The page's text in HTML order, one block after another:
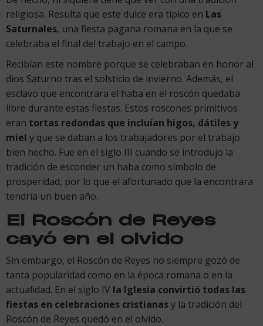
religiosa. Resulta que este dulce era típico en Las
Saturnales, una fiesta pagana romana en la que se
celebraba el final del trabajo en el campo.
Recibían este nombre porque se celebraban en honor al
dios Saturno tras el solsticio de invierno. Además, el
esclavo que encontrara el haba en el roscón quedaba
libre durante estas fiestas. Estos roscones primitivos
eran tortas redondas que incluían higos, dátiles y
miel y que se daban a los trabajadores por el trabajo
bien hecho. Fue en el siglo III cuando se introdujo la
tradición de esconder un haba como símbolo de
prosperidad, por lo que el afortunado que la encontrara
tendría un buen año.
El Roscón de Reyes
cayó en el olvido
Sin embargo, el Roscón de Reyes no siempre gozó de
tanta popularidad como en la época romana o en la
actualidad. En el siglo IV la Iglesia convirtió todas las
fiestas en celebraciones cristianasy la tradición del
Roscón de Reyes quedó en el olvido.